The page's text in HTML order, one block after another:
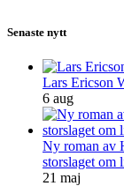
Senaste nytt
Lars Ericson
6 aug
Ny roman av
storslaget om
21 maj